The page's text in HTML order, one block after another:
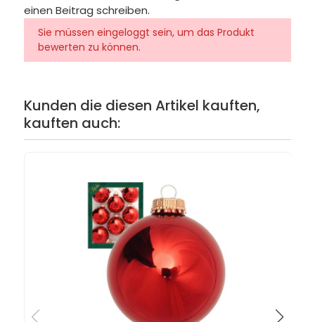
einen Beitrag schreiben.
Sie müssen eingeloggt sein, um das Produkt
bewerten zu können.
Kunden die diesen Artikel kauften,
kauften auch: